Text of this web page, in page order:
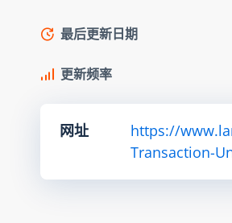
最后更新日期
更新频率
网址
https://
Transaction-